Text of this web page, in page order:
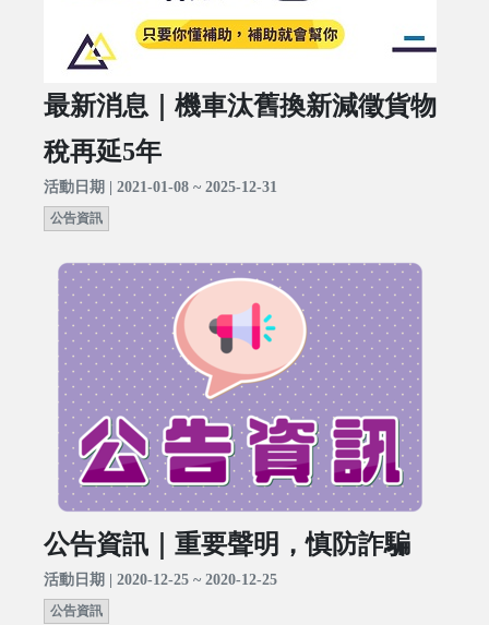
最新消息｜機車汰舊換新減徵貨物
稅再延5年
活動日期 | 2021-01-08 ~ 2025-12-31
公告資訊
公告資訊｜重要聲明，慎防詐騙
活動日期 | 2020-12-25 ~ 2020-12-25
公告資訊